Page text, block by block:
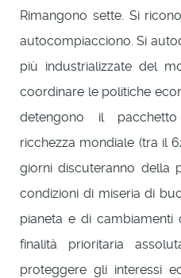
Rimangono sette. Si
autocompiacciono. Si
più industrializzate del
coordinare le politiche
detengono il
ricchezza mondiale (tra il
giorni discuteranno della
condizioni di miseria di
pianeta e di
finalità prioritaria
proteggere gli interessi